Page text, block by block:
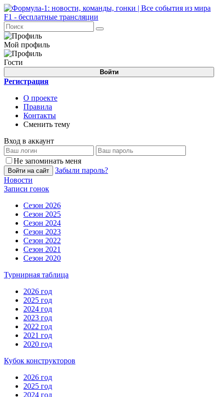
Мой профиль
Гости
Войти
Регистрация
О проекте
Правила
Контакты
Сменить тему
Вход в аккаунт
Не запоминать меня
Войти на сайт
Забыли пароль?
Новости
Записи гонок
Сезон 2026
Сезон 2025
Сезон 2024
Сезон 2023
Сезон 2022
Сезон 2021
Сезон 2020
Турнирная таблица
2026 год
2025 год
2024 год
2023 год
2022 год
2021 год
2020 год
Кубок конструкторов
2026 год
2025 год
2024 год